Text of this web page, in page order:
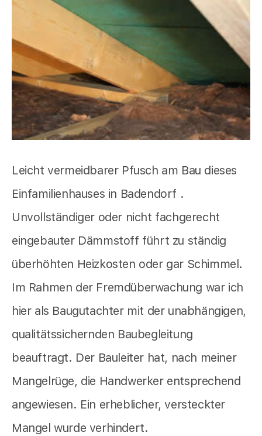
Leicht vermeidbarer Pfusch am Bau dieses
Einfamilienhauses in Badendorf .
Unvollständiger oder nicht fachgerecht
eingebauter Dämmstoff führt zu ständig
überhöhten Heizkosten oder gar Schimmel.
Im Rahmen der Fremdüberwachung war ich
hier als Baugutachter mit der unabhängigen,
qualitätssichernden Baubegleitung
beauftragt. Der Bauleiter hat, nach meiner
Mangelrüge, die Handwerker entsprechend
angewiesen. Ein erheblicher, versteckter
Mangel wurde verhindert.